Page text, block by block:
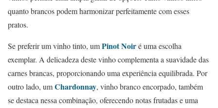
quanto brancos podem harmonizar perfeitamente com esses
pratos.
Se preferir um vinho tinto, umPinot Noiré uma escolha
exemplar. A delicadeza deste vinho complementa a suavidade das
carnes brancas, proporcionando uma experiência equilibrada. Por
outro lado, umChardonnay, vinho branco encorpado, também
se destaca nessa combinação, oferecendo notas frutadas e uma